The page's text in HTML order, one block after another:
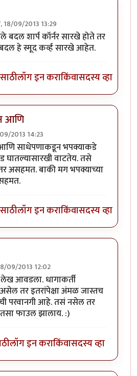
18/09/2013 13:29
तर बॅटमॅन, हेच तर कळणारbyस्पंदना
बदल शार्प कॉर्नर सारखे होते तर
हे स्मूद कर्व्ह सारखे आहेत.
लॉग इन कराकिंवासदस्य व्हा
आणि
2013 14:23
तर बॅटमॅन, हेच तर कळणारby
साधेपणाकडून भपक्याकडे
घातल्यासारखी वाटतेय. तसे
असहमत. बाकी मग भपक्याच्या
लॉग इन कराकिंवासदस्य व्हा
09/2013 12:02
नॉस्टॅल्जिक. पणbyबॅटमॅन
आवडला. धागाकर्ती
असेल तर इतरांपेक्षा अंमळ जास्तच
परवानगी आहे. तसं नसेल तर
तसा फाउल झालाय. :)
लॉग इन कराकिंवासदस्य व्हा